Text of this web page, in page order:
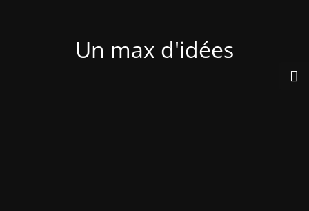
Un max d'idées